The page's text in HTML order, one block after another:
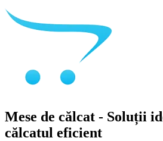
Mese de călcat - Soluții
călcatul eficient